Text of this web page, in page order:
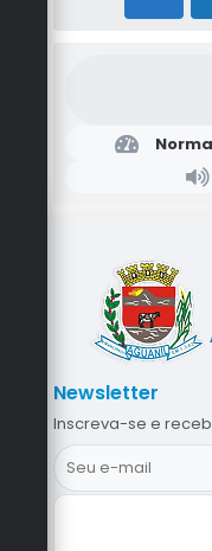
Newsletter
Inscreva-se e